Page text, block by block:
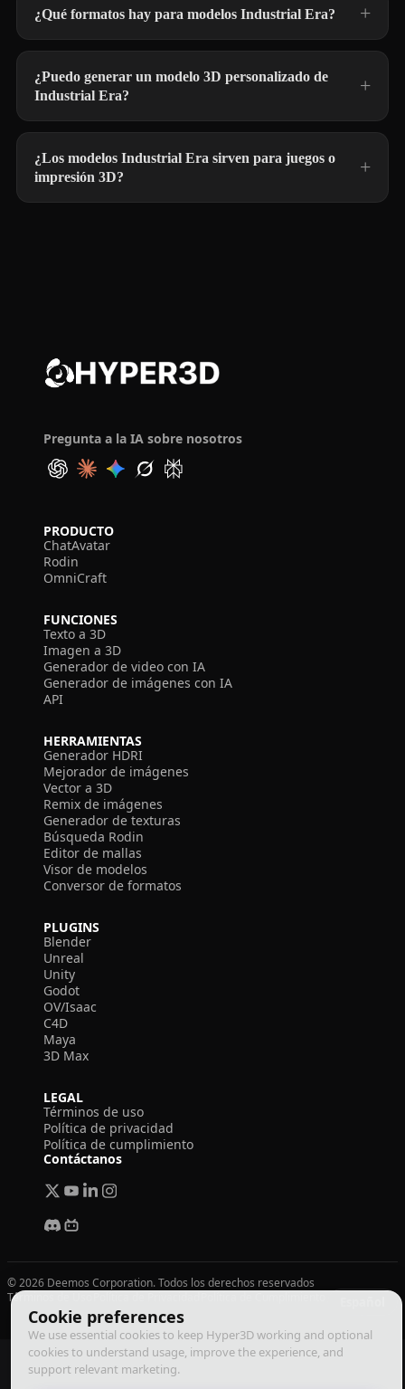
Cookie preferences
We use essential cookies to keep Hyper3D working and optional
cookies to understand usage, improve the experience, and
support relevant marketing.
¿Qué formatos hay para modelos Industrial Era?
¿Puedo generar un modelo 3D personalizado de
Industrial Era?
¿Los modelos Industrial Era sirven para juegos o
impresión 3D?
Pregunta a la IA sobre nosotros
PRODUCTO
ChatAvatar
Rodin
OmniCraft
FUNCIONES
Texto a 3D
Imagen a 3D
Generador de video con IA
Generador de imágenes con IA
API
HERRAMIENTAS
Generador HDRI
Mejorador de imágenes
Vector a 3D
Remix de imágenes
Generador de texturas
Búsqueda Rodin
Editor de mallas
Visor de modelos
Conversor de formatos
PLUGINS
Blender
Unreal
Unity
Godot
OV/Isaac
C4D
Maya
3D Max
LEGAL
Términos de uso
Política de privacidad
Política de cumplimiento
Contáctanos
© 2026 Deemos Corporation. Todos los derechos reservados
Términos de Uso